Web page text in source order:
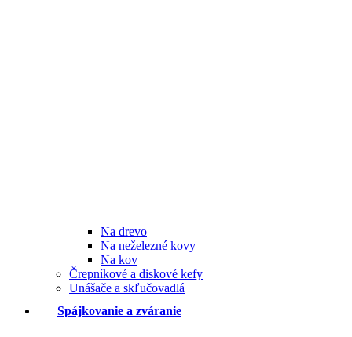
Na drevo
Na neželezné kovy
Na kov
Črepníkové a diskové kefy
Unášače a skľučovadlá
Spájkovanie a zváranie